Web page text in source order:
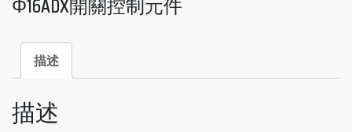
Φ16ADX開關控制元件
描述
描述